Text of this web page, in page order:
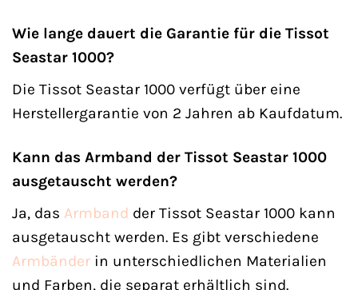
Wie lange dauert die Garantie für die Tissot
Seastar 1000?
Die Tissot Seastar 1000 verfügt über eine
Herstellergarantie von 2 Jahren ab Kaufdatum.
Kann das Armband der Tissot Seastar 1000
ausgetauscht werden?
Ja, das Armband der Tissot Seastar 1000 kann
ausgetauscht werden. Es gibt verschiedene
Armbänder in unterschiedlichen Materialien
und Farben, die separat erhältlich sind.